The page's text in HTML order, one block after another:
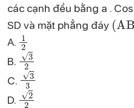
các cạnh đều bằng a .
SD và mặt phẳng đáy
(
A.
12
B.
32
C.
33
D.
22